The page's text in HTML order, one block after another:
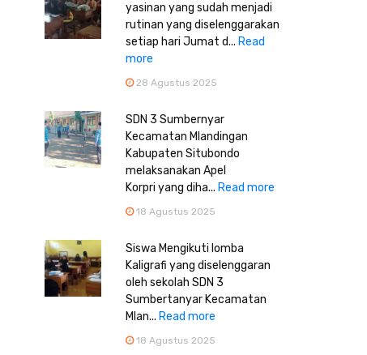
yasinan yang sudah menjadi
rutinan yang diselenggarakan
setiap hari Jumat d... Read
more
28 Agustus 2025
SDN 3 Sumbernyar
Kecamatan Mlandingan
Kabupaten Situbondo
melaksanakan Apel
Korpri yang diha... Read more
18 Agustus 2025
Siswa Mengikuti lomba
Kaligrafi yang diselenggaran
oleh sekolah SDN 3
Sumbertanyar Kecamatan
Mlan... Read more
18 Agustus 2025